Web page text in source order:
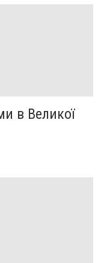
в Великої